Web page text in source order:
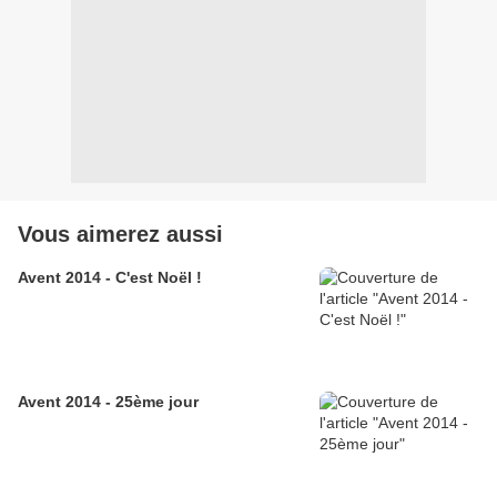
Vous aimerez aussi
Avent 2014 - C'est Noël !
Avent 2014 - 25ème jour